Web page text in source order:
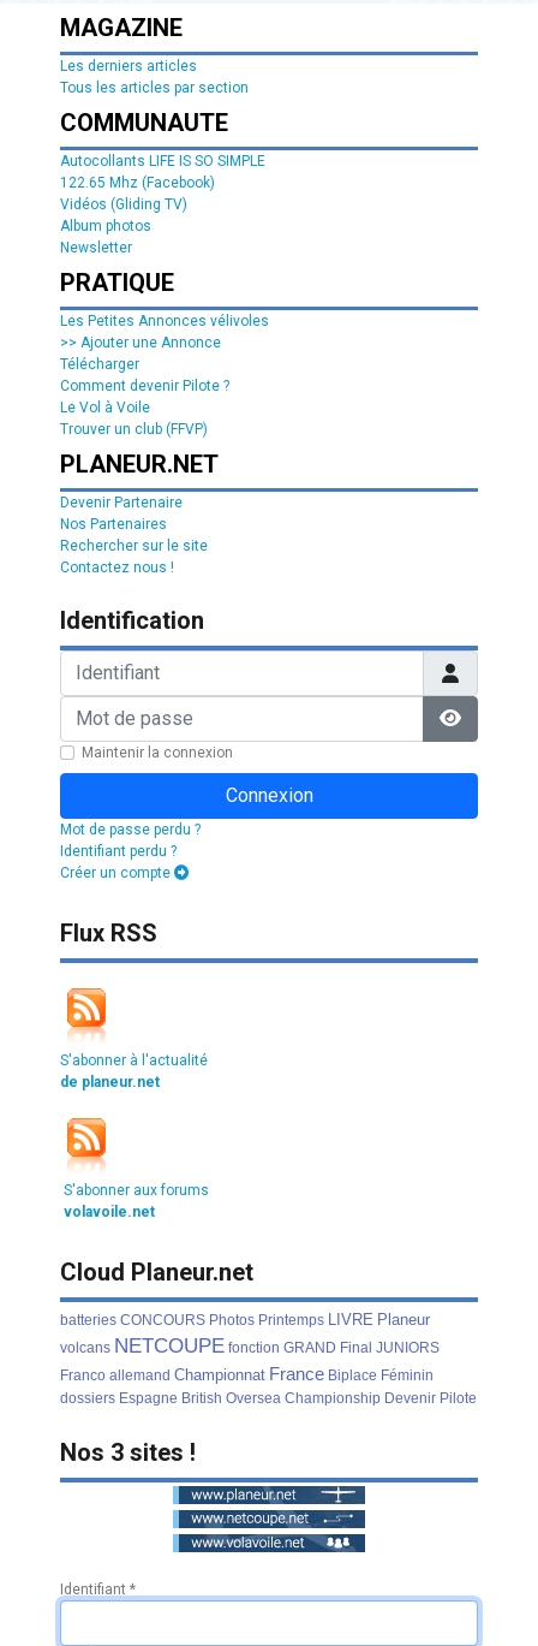
MAGAZINE
Les derniers articles
Tous les articles par section
COMMUNAUTE
Autocollants LIFE IS SO SIMPLE
122.65 Mhz (Facebook)
Vidéos (Gliding TV)
Album photos
Newsletter
PRATIQUE
Les Petites Annonces vélivoles
>> Ajouter une Annonce
Télécharger
Comment devenir Pilote ?
Le Vol à Voile
Trouver un club (FFVP)
PLANEUR.NET
Devenir Partenaire
Nos Partenaires
Rechercher sur le site
Contactez nous !
Identification
Afficher
Maintenir la connexion
Connexion
Mot de passe perdu ?
Identifiant perdu ?
Créer un compte
Flux RSS
S'abonner à l'actualité
de planeur.net
S'abonner aux forums
volavoile.net
Cloud Planeur.net
batteries CONCOURS Photos Printemps LIVRE Planeur
volcans NETCOUPE fonction GRAND Final JUNIORS
Franco allemand Championnat France Biplace Féminin
dossiers Espagne British Oversea Championship Devenir Pilote
Nos 3 sites !
Identifiant *